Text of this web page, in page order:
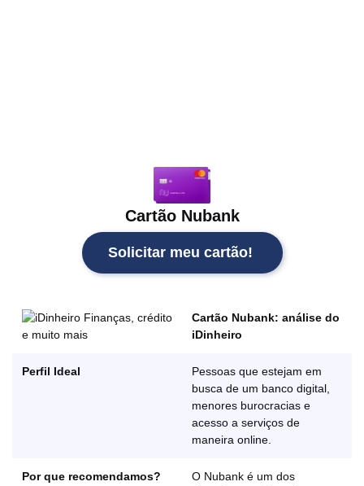
Cartão Nubank
Solicitar meu cartão!
Cartão Nubank: análise do
iDinheiro
Perfil Ideal
Pessoas que estejam em
busca de um banco digital,
menores burocracias e
acesso a serviços de
maneira online.
Por que recomendamos?
O Nubank é um dos